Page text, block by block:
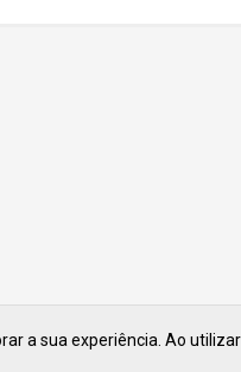
a sua experiência. Ao